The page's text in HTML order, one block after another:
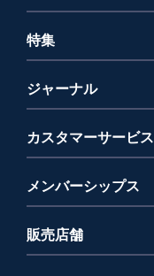
特集
ジャーナル
カスタマーサービス
メンバーシップス
販売店舗